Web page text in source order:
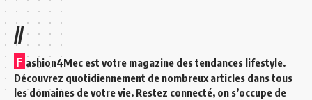
//
F ashion4Mec est votre magazine des tendances lifestyle.
Découvrez quotidiennement de nombreux articles dans tous
les domaines de votre vie. Restez connecté, on s’occupe de